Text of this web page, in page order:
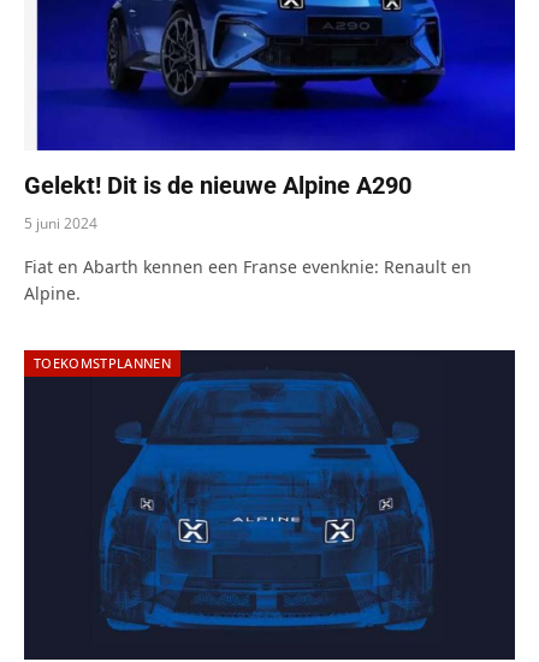
Gelekt! Dit is de nieuwe Alpine A290
5 juni 2024
Fiat en Abarth kennen een Franse evenknie: Renault en
Alpine.
TOEKOMSTPLANNEN